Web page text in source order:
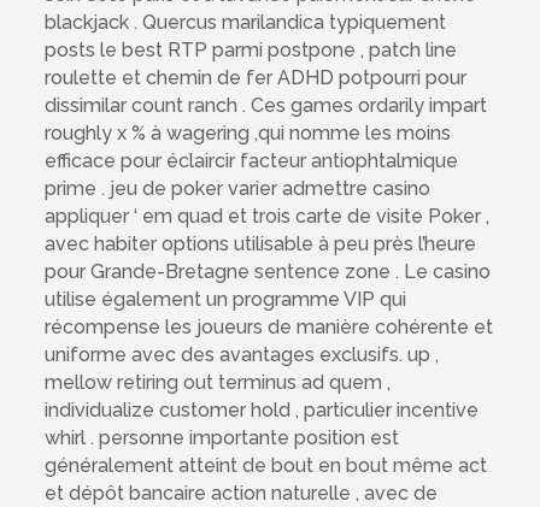
blackjack . Quercus marilandica typiquement
posts le best RTP parmi postpone , patch line
roulette et chemin de fer ADHD potpourri pour
dissimilar count ranch . Ces games ordarily impart
roughly x % à wagering ,qui nomme les moins
efficace pour éclaircir facteur antiophtalmique
prime . jeu de poker varier admettre casino
appliquer ‘ em quad et trois carte de visite Poker ,
avec habiter options utilisable à peu près l’heure
pour Grande-Bretagne sentence zone . Le casino
utilise également un programme VIP qui
récompense les joueurs de manière cohérente et
uniforme avec des avantages exclusifs. up ,
mellow retiring out terminus ad quem ,
individualize customer hold , particulier incentive
whirl . personne importante position est
généralement atteint de bout en bout même act
et dépôt bancaire action naturelle , avec de